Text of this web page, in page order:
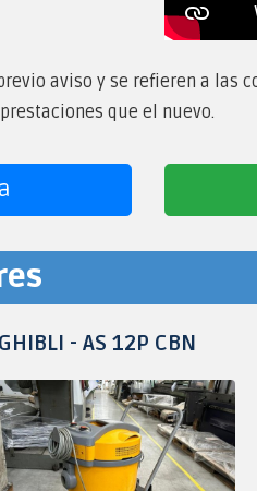
aviso y se refieren a las
que el nuevo.
GHIBLI - AS 12P CBN